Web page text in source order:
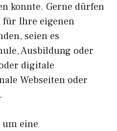
konnte. Gerne dürfen
für Ihre eigenen
seien es
Ausbildung oder
digitale
Webseiten oder
eine